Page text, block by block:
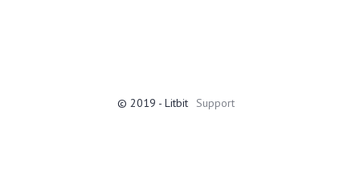
© 2019 - Litbit Support